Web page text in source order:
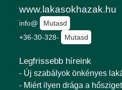
www.lakasokhazak.hu
info@
Mutasd
+36-30-328-
Mutasd
Legfrissebb híreink
- Új szabályok önkényes
- Miért ilyen drága a